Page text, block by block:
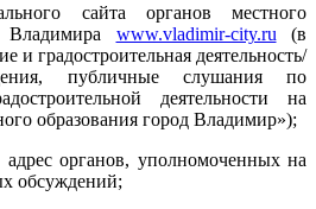
сайта органов местного
Владимира www.vladimir-city.ru (в
и градостроительная деятельность/
публичные слушания по
деятельности на
образования город Владимир»);
органов, уполномоченных на
обсуждений;